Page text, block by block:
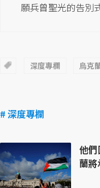
願兵曾聖光的告別
深度專欄 烏克
# 深度專欄
他
蘭